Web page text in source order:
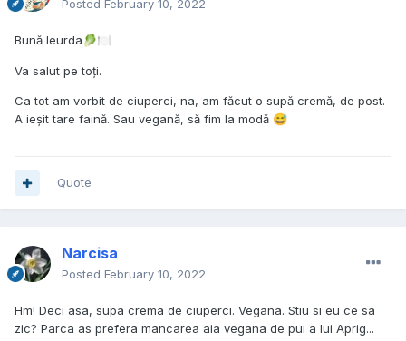
Posted February 10, 2022
Bună leurda 🥬🍽️
Va salut pe toți.
Ca tot am vorbit de ciuperci, na, am făcut o supă cremă, de post.
A ieșit tare faină. Sau vegană, să fim la modă 😅
Quote
Narcisa
Posted February 10, 2022
Hm! Deci asa, supa crema de ciuperci. Vegana. Stiu si eu ce sa
zic? Parca as prefera mancarea aia vegana de pui a lui Aprig...